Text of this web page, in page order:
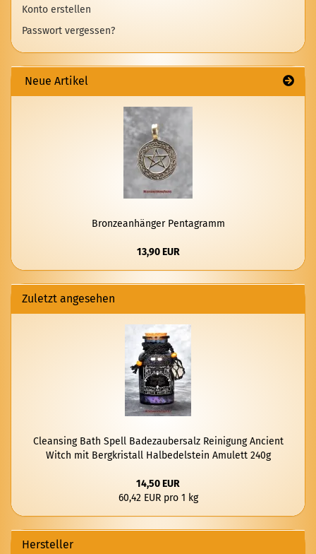
Konto erstellen
Passwort vergessen?
Neue Artikel
Bron­ze­an­hän­ger Pen­ta­gramm
13,90 EUR
Zuletzt angesehen
Cle­an­sing Bath Spell Ba­de­zau­ber­salz Rei­ni­gung An­ci­ent
Witch mit Berg­kris­tall Halb­edel­stein Amu­lett 240g
14,50 EUR
60,42 EUR pro 1 kg
Hersteller